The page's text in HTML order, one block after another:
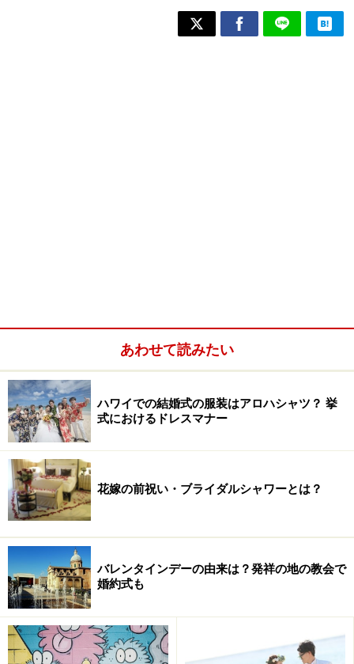
あわせて読みたい
ハワイでの結婚式の服装はアロハシャツ？ 挙
式におけるドレスマナー
花嫁の前祝い・ブライダルシャワーとは？
バレンタインデーの由来は？発祥の地の教会で
婚約式も